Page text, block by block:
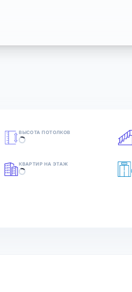
ВЫСОТА ПОТОЛКОВ
КВАРТИР НА ЭТАЖ